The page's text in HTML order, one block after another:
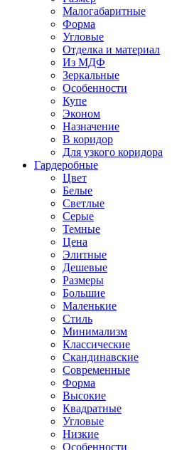
Малогабаритные
Форма
Угловые
Отделка и материал
Из МДФ
Зеркальные
Особенности
Купе
Эконом
Назначение
В коридор
Для узкого коридора
Гардеробные
Цвет
Белые
Светлые
Серые
Темные
Цена
Элитные
Дешевые
Размеры
Большие
Маленькие
Стиль
Минимализм
Классические
Скандинавские
Современные
Форма
Высокие
Квадратные
Угловые
Низкие
Особенности